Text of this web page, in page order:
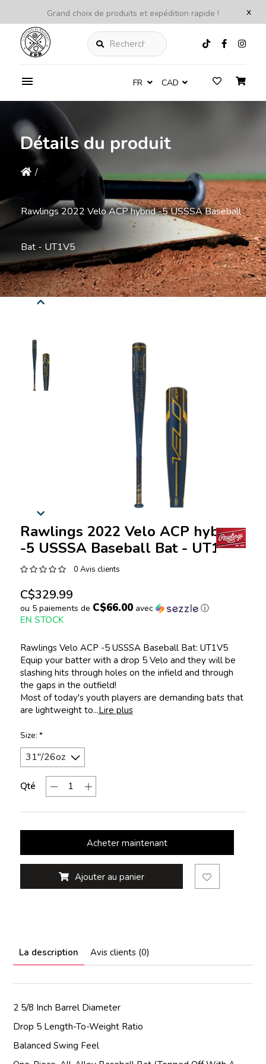
x
Grand choix de produits et expédition rapide !
Rechercher
FR CAD
Détails du produit
/
Rawlings 2022 Velo ACP hybrid -5 USSSA Baseball
Bat - UT1V5
Rawlings 2022 Velo ACP hybrid
-5 USSSA Baseball Bat - UT1V5
0 Avis clients
C$329.99
ou 5 paiements de C$66.00avec ⓘ
EN STOCK
Rawlings Velo ACP -5 USSSA Baseball Bat: UT1V5
Equip your batter with a drop 5 Velo and they will be
slashing hits through holes on the infield and through
the gaps in the outfield!
Most of today's youth players are demanding bats that
are lightweight to...Lire plus
Size: *
Qté
Acheter maintenant
Ajouter au panier
La description Avis clients (0)
2 5/8 Inch Barrel Diameter
Drop 5 Length-To-Weight Ratio
Balanced Swing Feel